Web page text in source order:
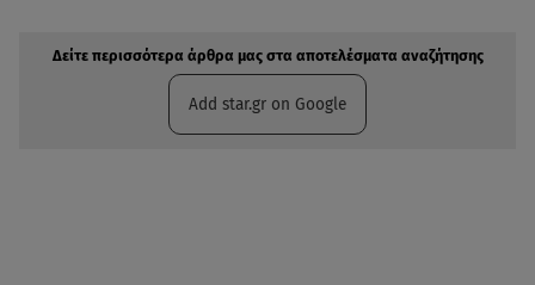
Δείτε περισσότερα άρθρα μας στα αποτελέσματα αναζήτησης
Add star.gr on Google